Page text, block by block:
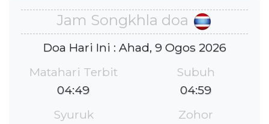
Jam Songkhla doa
Doa Hari Ini : Ahad, 9 Ogos 2026
Matahari Terbit
04:49
Subuh
04:59
Syuruk
Zohor